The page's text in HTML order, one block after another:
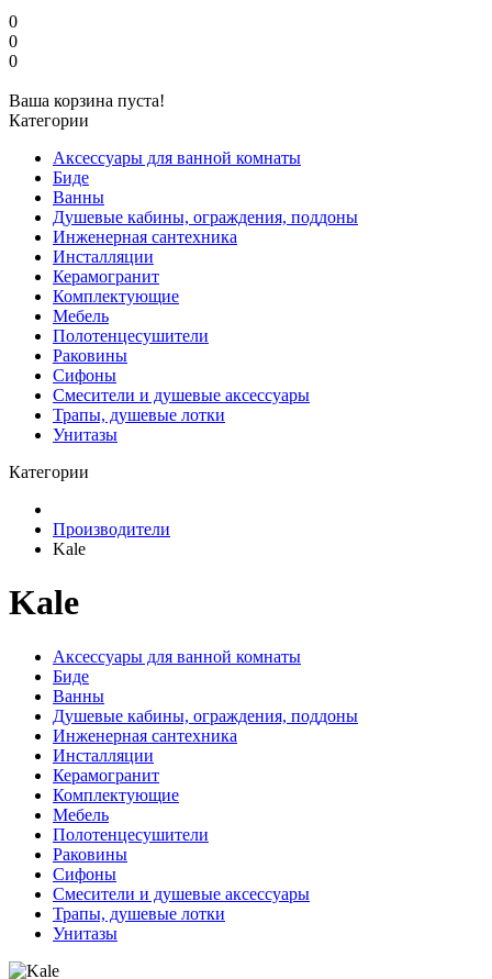
0
0
0
Ваша корзина пуста!
Категории
Аксессуары для ванной комнаты
Биде
Ванны
Душевые кабины, ограждения, поддоны
Инженерная сантехника
Инсталляции
Керамогранит
Комплектующие
Мебель
Полотенцесушители
Раковины
Сифоны
Смесители и душевые аксессуары
Трапы, душевые лотки
Унитазы
Категории
Производители
Kale
Kale
Аксессуары для ванной комнаты
Биде
Ванны
Душевые кабины, ограждения, поддоны
Инженерная сантехника
Инсталляции
Керамогранит
Комплектующие
Мебель
Полотенцесушители
Раковины
Сифоны
Смесители и душевые аксессуары
Трапы, душевые лотки
Унитазы